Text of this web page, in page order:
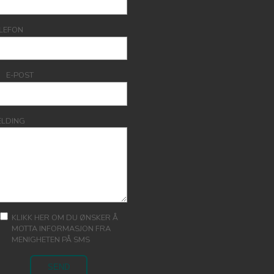
E-POST
KLIKK HER OM DU ØNSKER Å
MOTTA INFORMASJON FRA
MENIGHETEN PÅ SMS